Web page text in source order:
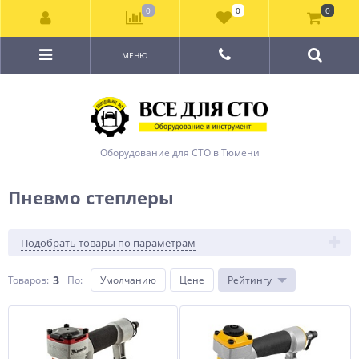
Оборудование для СТО в Тюмени
МЕНЮ
Пневмо степлеры
Подобрать товары по параметрам
Товаров: 3 По: Умолчанию Цене Рейтингу
0 0 0